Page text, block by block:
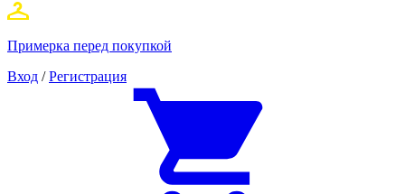
Примерка перед покупкой
Вход / Регистрация